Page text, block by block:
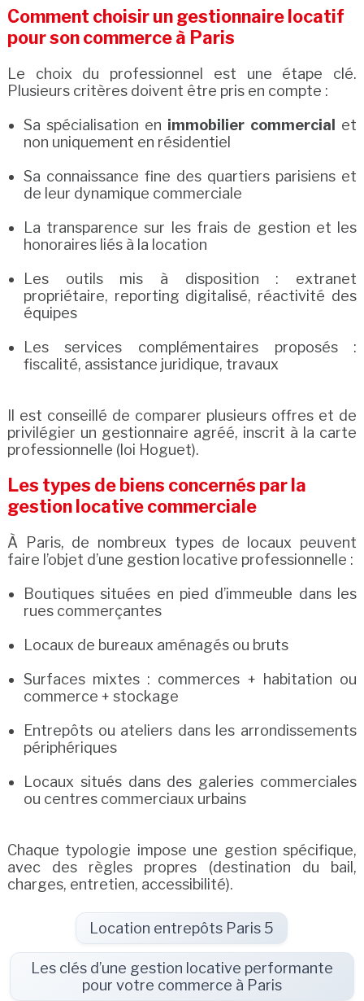
Comment choisir un gestionnaire locatif
pour son commerce à Paris
Le choix du professionnel est une étape clé.
Plusieurs critères doivent être pris en compte :
Sa spécialisation en immobilier commercial
et
non uniquement en résidentiel
Sa connaissance fine des quartiers parisiens et
de leur dynamique commerciale
La transparence sur les frais de gestion et les
honoraires liés à la location
Les outils mis à disposition : extranet
propriétaire, reporting digitalisé, réactivité des
équipes
Les services complémentaires proposés :
fiscalité, assistance juridique, travaux
Il est conseillé de comparer plusieurs offres et de
privilégier un gestionnaire agréé, inscrit à la carte
professionnelle (loi Hoguet).
Les types de biens concernés par la
gestion locative commerciale
À Paris, de nombreux types de locaux peuvent
faire l’objet d’une gestion locative professionnelle :
Boutiques situées en pied d’immeuble dans les
rues commerçantes
Locaux de bureaux aménagés ou bruts
Surfaces mixtes : commerces + habitation ou
commerce + stockage
Entrepôts ou ateliers dans les arrondissements
périphériques
Locaux situés dans des galeries commerciales
ou centres commerciaux urbains
Chaque typologie impose une gestion spécifique,
avec des règles propres (destination du bail,
charges, entretien, accessibilité).
Location entrepôts Paris 5
Les clés d’une gestion locative performante
pour votre commerce à Paris